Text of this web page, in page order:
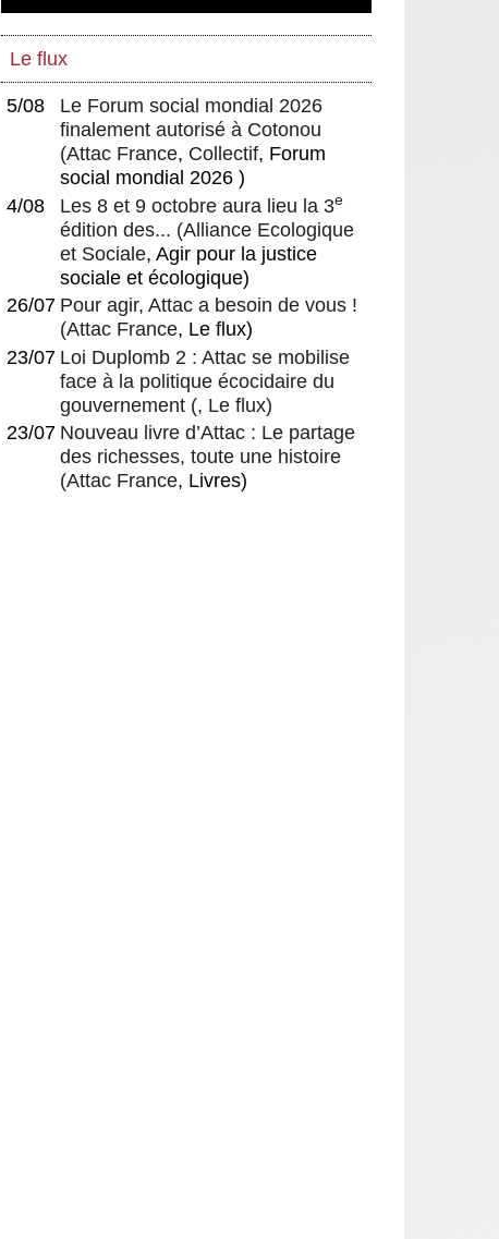
les formes d’oppression
Femmes musulmanes dans la
modernité contemporaine
En finir avec la théorie de la
plus-value
Le langage enfin vu sous l’angle
des violences sexistes
Le genre des choses et les
choses de genre
La bioéthique en révision :
quelques réflexions sur les
pratiques actuelles et à venir dans
la procréation médicalisée
Pourquoi la GPA ne peut pas
être éthique
Le Cheminot, Le « Nanti » de la
Macronite
fragmentation au dualisme
travaux de Chantal Mouffe
Jeremy Corbyn, la reconquête
du Parti travailliste par la gauche
et ses perspectives
gouvernementales
Le flux
5/08
Le Forum social mondial 2026
finalement autorisé à Cotonou
(Attac France, Collectif, Forum
social mondial 2026 )
4/08
Les 8 et 9 octobre aura lieu la 3e
édition des... (Alliance Ecologique
et Sociale, Agir pour la justice
sociale et écologique)
26/07 Pour agir, Attac a besoin de vous !
(Attac France, Le flux)
23/07 Loi Duplomb 2 : Attac se mobilise
face à la politique écocidaire du
gouvernement (, Le flux)
23/07 Nouveau livre d’Attac : Le partage
des richesses, toute une histoire
(Attac France, Livres)